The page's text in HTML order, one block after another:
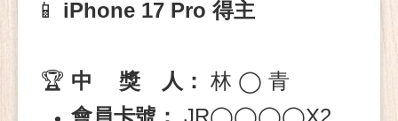
📱 iPhone 17 Pro得主
🏆 中 獎 人： 林 ◯ 青
JR X2